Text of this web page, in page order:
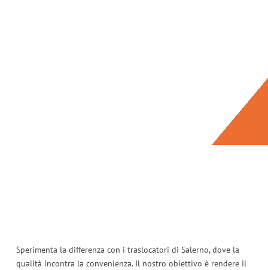
Sperimenta la differenza con i traslocatori di Salerno, dove la
qualità incontra la convenienza. Il nostro obiettivo è rendere il